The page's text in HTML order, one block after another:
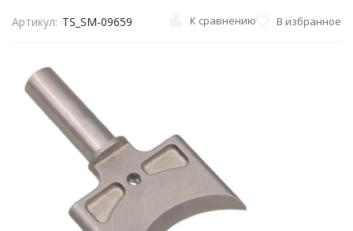
Артикул: TS_SM-09659 К сравнению В избранное